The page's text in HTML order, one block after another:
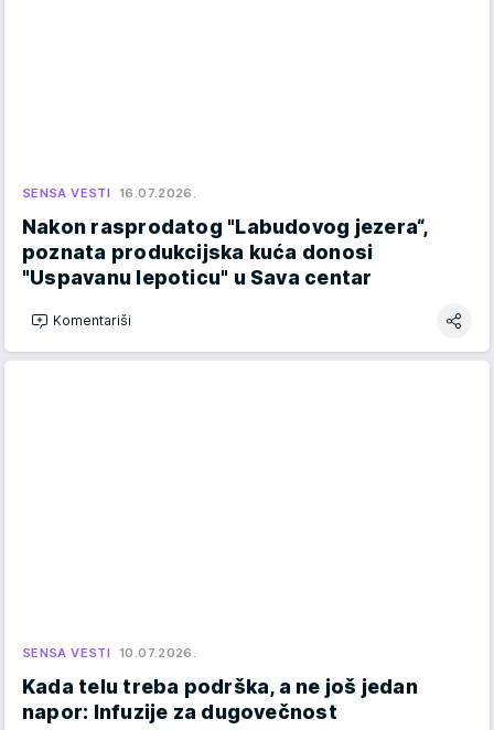
SENSA VESTI 16.07.2026.
Nakon rasprodatog "Labudovog jezera“,
poznata produkcijska kuća donosi
"Uspavanu lepoticu" u Sava centar
Komentariši
SENSA VESTI 10.07.2026.
Kada telu treba podrška, a ne još jedan
napor: Infuzije za dugovečnost